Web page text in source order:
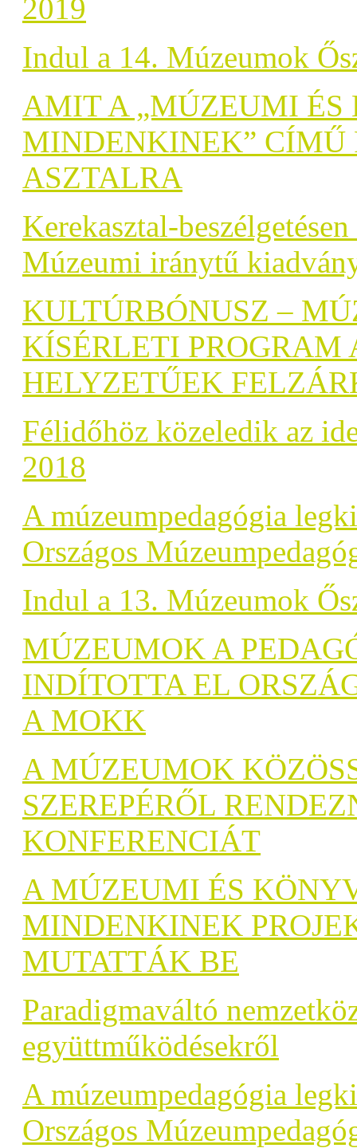
2019
Indul a 14. Múzeumok
AMIT A „MÚZEUMI ÉS
MINDENKINEK” CÍMŰ
ASZTALRA
Kerekasztal-
Múzeumi iránytű
KULTÚRBÓNUSZ –
KÍSÉRLETI PROGRAM
HELYZETŰEK
Félidőhöz közeledik az
2018
A múzeumpedagógia
Országos
Indul a 13. Múzeumok
MÚZEUMOK A
INDÍTOTTA EL
A MOKK
A MÚZEUMOK
SZEREPÉRŐL
KONFERENCIÁT
A MÚZEUMI ÉS
MINDENKINEK
MUTATTÁK BE
Paradigmaváltó
együttműködésekről
A múzeumpedagógia
Országos